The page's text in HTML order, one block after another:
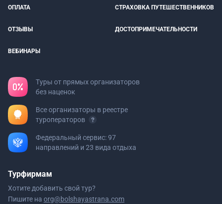
ОПЛАТА СТРАХОВКА ПУТЕШЕСТВЕННИКОВ
ОТЗЫВЫ ДОСТОПРИМЕЧАТЕЛЬНОСТИ
ВЕБИНАРЫ
Туры от прямых организаторов
без наценок
Все организаторы в реестре
туроператоров
Федеральный сервис: 97
направлений и 23 вида отдыха
Турфирмам
Хотите добавить свой тур?
Пишите на org@bolshayastrana.com